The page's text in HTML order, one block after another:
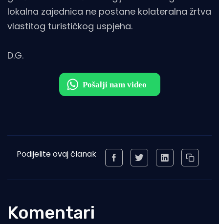
lokalna zajednica ne postane kolateralna žrtva
vlastitog turističkog uspjeha.
D.G.
Podijelite ovaj članak
Komentari